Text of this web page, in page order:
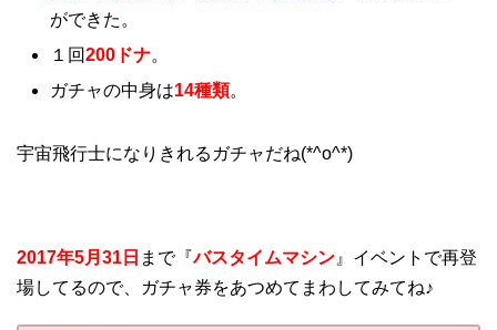
ができた。
１回200ドナ。
ガチャの中身は14種類。
宇宙飛行士になりきれるガチャだね(*^o^*)
2017年5月31日 まで『バスタイムマシン 』イベントで再登
場してるので、ガチャ券をあつめてまわしてみてね♪